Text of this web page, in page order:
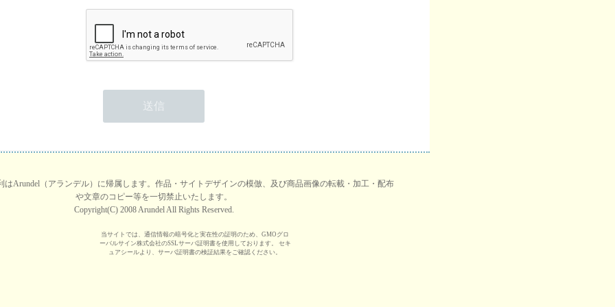
はArundel（アランデル）に帰属します。作品・サイトデザインの模倣、及び商品画像の転載・加工・配布
や文章のコピー等を一切禁止いたします。
Copyright(C) 2008 Arundel All Rights Reserved.
当サイトでは、通信情報の暗号化と実在性の証明のため、GMOグロ
ーバルサイン株式会社のSSLサーバ証明書を使用しております。 セキ
ュアシールより、サーバ証明書の検証結果をご確認ください。